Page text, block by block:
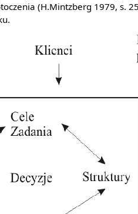
(H.Mintzberg 1979, s.